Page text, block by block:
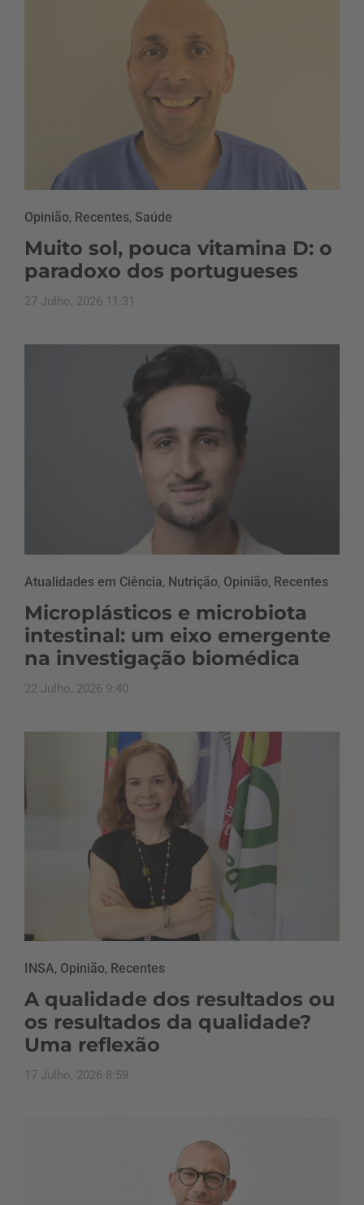
Opinião, Recentes, Saúde
Muito sol, pouca vitamina D: o
paradoxo dos portugueses
27 Julho, 2026 11:31
Atualidades em Ciência, Nutrição, Opinião, Recentes
Microplásticos e microbiota
intestinal: um eixo emergente
na investigação biomédica
22 Julho, 2026 9:40
INSA, Opinião, Recentes
A qualidade dos resultados ou
os resultados da qualidade?
Uma reflexão
17 Julho, 2026 8:59